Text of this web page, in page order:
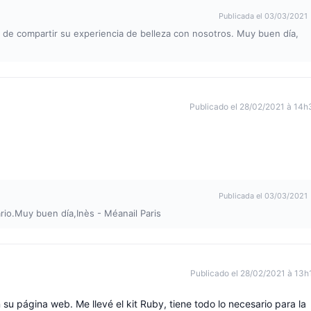
Publicada el 03/03/2021
compartir su experiencia de belleza con nosotros. Muy buen día,
Publicado el 28/02/2021 à
Publicada el 03/03/2021
buen día,Inès - Méanail Paris
Publicado el 28/02/2021 à
página web. Me llevé el kit Ruby, tiene todo lo necesario para la